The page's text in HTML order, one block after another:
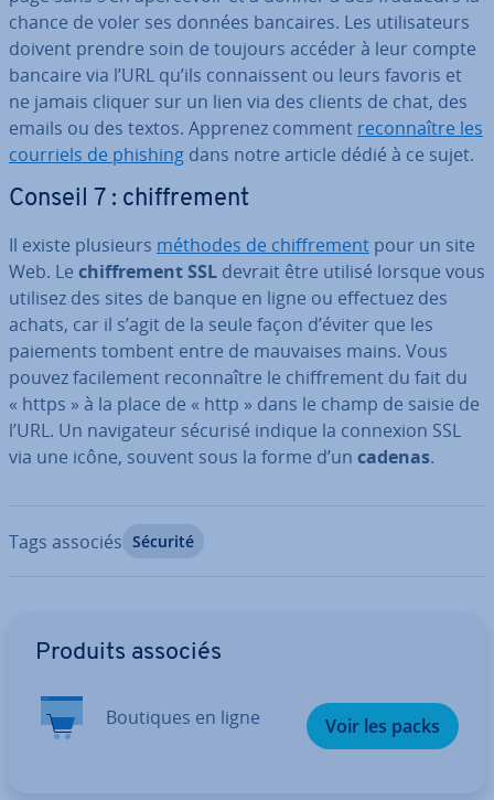
chance de voler ses données bancaires. Les uti­li­sa­teurs
doivent prendre soin de toujours accéder à leur compte
bancaire via l’URL qu’ils con­nais­sent ou leurs favoris et
ne jamais cliquer sur un lien via des clients de chat, des
emails ou des textos. Apprenez comment re­con­naître les
courriels de phishing dans notre article dédié à ce sujet.
Conseil 7 : chif­fre­ment
Il existe plusieurs méthodes de chif­fre­ment pour un site
Web. Le chif­fre­ment SSL devrait être utilisé lorsque vous
utilisez des sites de banque en ligne ou effectuez des
achats, car il s’agit de la seule façon d’éviter que les
paiements tombent entre de mauvaises mains. Vous
pouvez fa­ci­le­ment re­con­naître le chif­fre­ment du fait du
« https » à la place de « http » dans le champ de saisie de
l’URL. Un na­vi­ga­teur sécurisé indique la connexion SSL
via une icône, souvent sous la forme d’un cadenas.
Tags associés Sécurité
Produits associés
Boutiques en ligne Voir les packs